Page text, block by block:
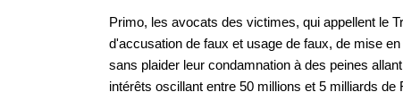
Primo, les avocats des victimes, qui appellent le
d'accusation de faux et usage de faux, de mise
sans plaider leur condamnation à des peines
intérêts oscillant entre 50 millions et 5 milliards de